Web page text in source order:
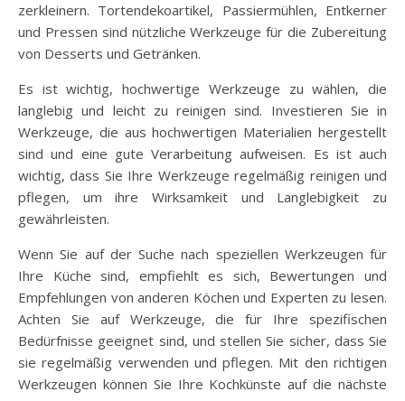
zerkleinern. Tortendekoartikel, Passiermühlen, Entkerner
und Pressen sind nützliche Werkzeuge für die Zubereitung
von Desserts und Getränken.
Es ist wichtig, hochwertige Werkzeuge zu wählen, die
langlebig und leicht zu reinigen sind. Investieren Sie in
Werkzeuge, die aus hochwertigen Materialien hergestellt
sind und eine gute Verarbeitung aufweisen. Es ist auch
wichtig, dass Sie Ihre Werkzeuge regelmäßig reinigen und
pflegen, um ihre Wirksamkeit und Langlebigkeit zu
gewährleisten.
Wenn Sie auf der Suche nach speziellen Werkzeugen für
Ihre Küche sind, empfiehlt es sich, Bewertungen und
Empfehlungen von anderen Köchen und Experten zu lesen.
Achten Sie auf Werkzeuge, die für Ihre spezifischen
Bedürfnisse geeignet sind, und stellen Sie sicher, dass Sie
sie regelmäßig verwenden und pflegen. Mit den richtigen
Werkzeugen können Sie Ihre Kochkünste auf die nächste